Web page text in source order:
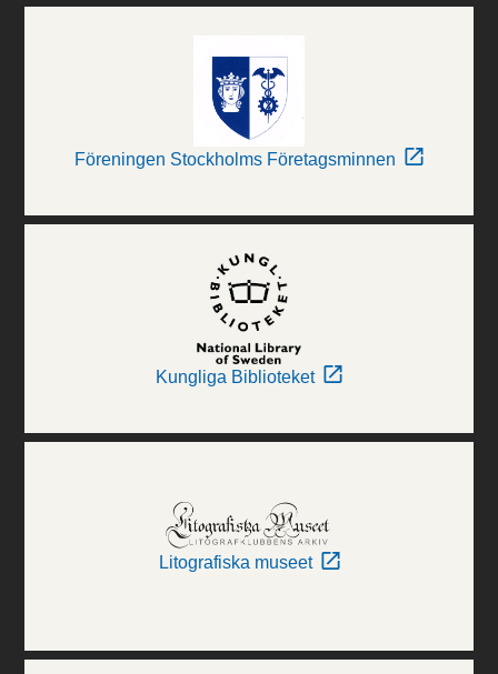
Föreningen Stockholms Företagsminnen
Kungliga Biblioteket
Litografiska museet